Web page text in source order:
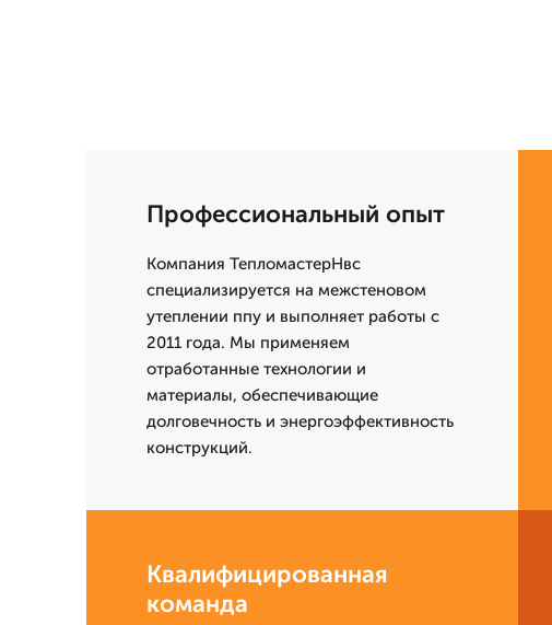
Профессиональный опыт
Компания ТепломастерНвс
специализируется на межстеновом
утеплении ппу и выполняет работы с
2011 года. Мы применяем
отработанные технологии и
материалы, обеспечивающие
долговечность и энергоэффективность
конструкций.
Квалифицированная
команда